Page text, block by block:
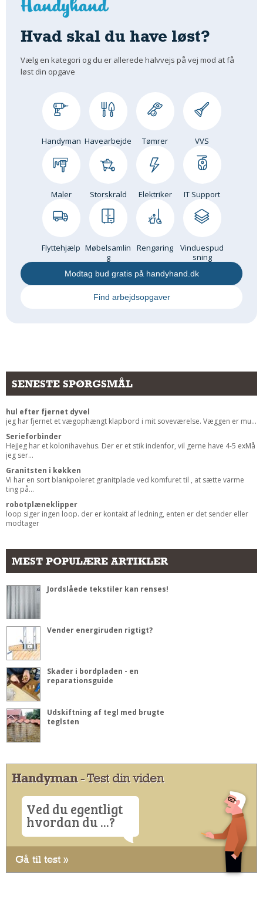
Andet
Beplantning
Om Værktøj
Rengøring Af Overflader
Hvad skal du have løst?
Vælg en kategori og du er allerede halvvejs på vej mod at få
løst din opgave
Handyman Havearbejde Tømrer VVS
Maler Storskrald Elektriker IT Support
Flyttehjælp Møbelsamlin
g
Rengøring
Vinduespud
sning
Modtag bud gratis på handyhand.dk
Find arbejdsopgaver
SENESTE SPØRGSMÅL
hul efter fjernet dyvel
jeg har fjernet et vægophængt klapbord i mit soveværelse. Væggen er mu...
Serieforbinder
HejJeg har et kolonihavehus. Der er et stik indenfor, vil gerne have 4-5 exMå
jeg ser...
Granitsten i køkken
Vi har en sort blankpoleret granitplade ved komfuret til , at sætte varme
ting på...
robotplæneklipper
loop siger ingen loop. der er kontakt af ledning, enten er det sender eller
modtager
MEST POPULÆRE ARTIKLER
Jordslåede tekstiler kan renses!
Vender energiruden rigtigt?
Skader i bordpladen - en
reparationsguide
Udskiftning af tegl med brugte
teglsten
Handyman- Test din viden
Ved du egentligt
hvordan du ...?
Gå til test »